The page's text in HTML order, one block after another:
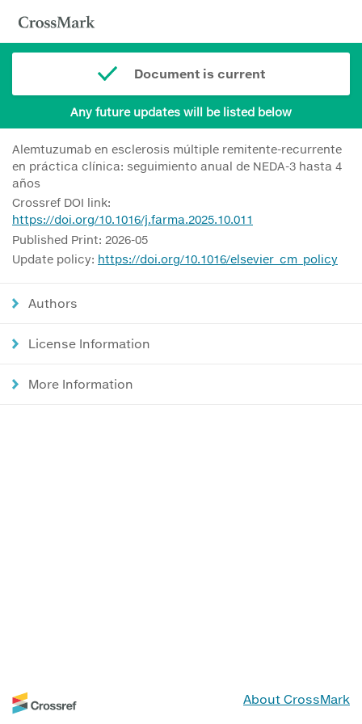
Document is current
Any future updates will be listed below
Alemtuzumab en esclerosis múltiple remitente-recurrente
en práctica clínica: seguimiento anual de NEDA-3 hasta 4
años
Crossref DOI link:
https://doi.org/10.1016/j.farma.2025.10.011
Published Print: 2026-05
Update policy: https://doi.org/10.1016/elsevier_cm_policy
Authors
License Information
More Information
About CrossMark